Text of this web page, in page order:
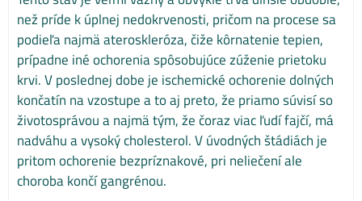
než príde k úplnej nedokrvenosti, pričom na procese sa
podieľa najmä ateroskleróza, čiže kôrnatenie tepien,
prípadne iné ochorenia spôsobujúce zúženie prietoku
krvi. V poslednej dobe je ischemické ochorenie dolných
končatín na vzostupe a to aj preto, že priamo súvisí so
životosprávou a najmä tým, že čoraz viac ľudí fajčí, má
nadváhu a vysoký cholesterol. V úvodných štádiách je
pritom ochorenie bezpríznakové, pri neliečení ale
choroba končí gangrénou.